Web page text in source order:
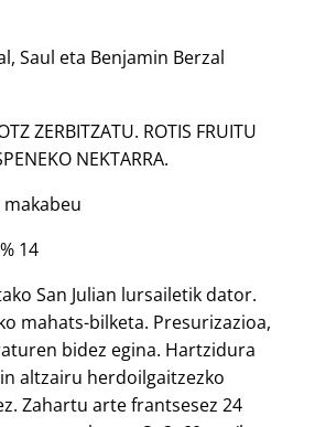
Saul eta Benjamin Berzal
ZERBITZATU. ROTIS FRUITU
NEKTARRA.
makabeu
14
San Julian lursailetik dator.
mahats-bilketa. Presurizazioa,
bidez egina. Hartzidura
altzairu herdoilgaitzezko
Zahartu arte frantsesez 24